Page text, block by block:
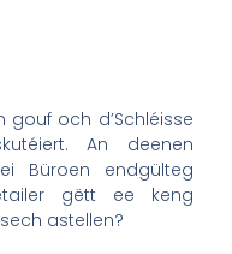
och d’Schléisse
An deenen
Büroen endgülteg
gëtt ee keng
astellen?